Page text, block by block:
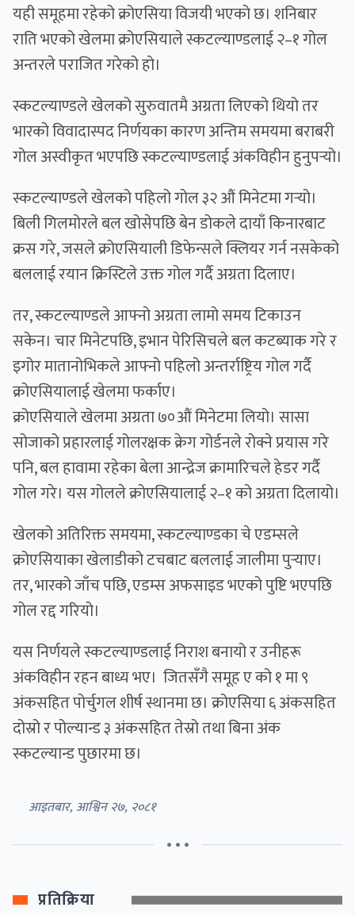
यही समूहमा रहेको क्रोएसिया विजयी भएको छ। शनिबार
राति भएको खेलमा क्रोएसियाले स्कटल्याण्डलाई २–१ गोल
अन्तरले पराजित गरेको हो।
स्कटल्याण्डले खेलको सुरुवातमै अग्रता लिएको थियो तर
भारको विवादास्पद निर्णयका कारण अन्तिम समयमा बराबरी
गोल अस्वीकृत भएपछि स्कटल्याण्डलाई अंकविहीन हुनुपर्‍यो।
स्कटल्याण्डले खेलको पहिलो गोल ३२ औं मिनेटमा गर्‍यो।
बिली गिलमोरले बल खोसेपछि बेन डोकले दायाँ किनारबाट
क्रस गरे, जसले क्रोएसियाली डिफेन्सले क्लियर गर्न नसकेको
बललाई रयान क्रिस्टिले उक्त गोल गर्दै अग्रता दिलाए।
तर, स्कटल्याण्डले आफ्नो अग्रता लामो समय टिकाउन
सकेन। चार मिनेटपछि, इभान पेरिसिचले बल कटब्याक गरे र
इगोर मातानोभिकले आफ्नो पहिलो अन्तर्राष्ट्रिय गोल गर्दै
क्रोएसियालाई खेलमा फर्काए।
क्रोएसियाले खेलमा अग्रता ७०औं मिनेटमा लियो। सासा
सोजाको प्रहारलाई गोलरक्षक क्रेग गोर्डनले रोक्ने प्रयास गरे
पनि, बल हावामा रहेका बेला आन्द्रेज क्रामारिचले हेडर गर्दै
गोल गरे। यस गोलले क्रोएसियालाई २–१ को अग्रता दिलायो।
खेलको अतिरिक्त समयमा, स्कटल्याण्डका चे एडम्सले
क्रोएसियाका खेलाडीको टचबाट बललाई जालीमा पुर्‍याए।
तर, भारको जाँच पछि, एडम्स अफसाइड भएको पुष्टि भएपछि
गोल रद्द गरियो।
यस निर्णयले स्कटल्याण्डलाई निराश बनायो र उनीहरू
अंकविहीन रहन बाध्य भए। जितसँगै समूह ए को १ मा ९
अंकसहित पोर्चुगल शीर्ष स्थानमा छ। क्रोएसिया ६ अंकसहित
दोस्रो र पोल्यान्ड ३ अंकसहित तेस्रो तथा बिना अंक
स्कटल्यान्ड पुछारमा छ।
आइतबार, आश्विन २७, २०८१
• • •
प्रतिक्रिया